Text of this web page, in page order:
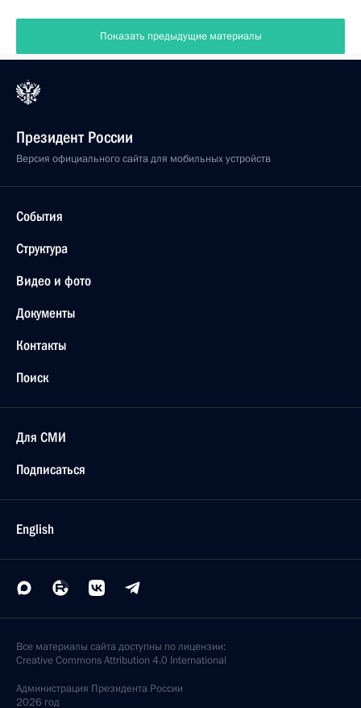
Показать предыдущие материалы
Президент России
Версия официального сайта для мобильных устройств
События
Структура
Видео и фото
Документы
Контакты
Поиск
Для СМИ
Подписаться
English
Все материалы сайта доступны по лицензии:
Creative Commons Attribution 4.0 International
Администрация Президента России
2026 год